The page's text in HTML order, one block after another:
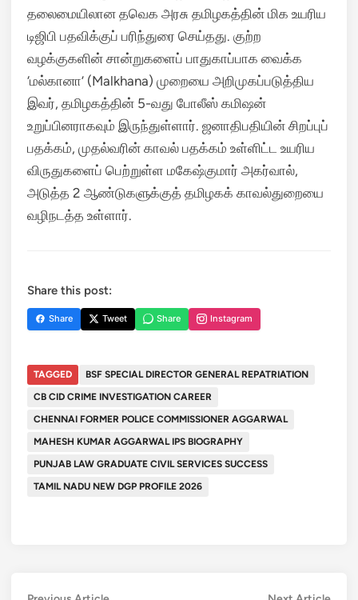
தலைமையிலான தவெக அரசு தமிழகத்தின் மிக உயரிய
டிஜிபி பதவிக்குப் பரிந்துரை செய்தது. குற்ற
வழக்குகளின் சான்றுகளைப் பாதுகாப்பாக வைக்க
‘மல்கானா’ (Malkhana) முறையை அறிமுகப்படுத்திய
இவர், தமிழகத்தின் 5-வது போலீஸ் கமிஷன்
உறுப்பினராகவும் இருந்துள்ளார். ஜனாதிபதியின் சிறப்புப்
பதக்கம், முதல்வரின் காவல் பதக்கம் உள்ளிட்ட உயரிய
விருதுகளைப் பெற்றுள்ள மகேஷ்குமார் அகர்வால்,
அடுத்த 2 ஆண்டுகளுக்குத் தமிழகக் காவல்துறையை
வழிநடத்த உள்ளார்.
Share this post:
Share Tweet Share Instagram
TAGGED
BSF SPECIAL DIRECTOR GENERAL REPATRIATION
CB CID CRIME INVESTIGATION CAREER
CHENNAI FORMER POLICE COMMISSIONER AGGARWAL
MAHESH KUMAR AGGARWAL IPS BIOGRAPHY
PUNJAB LAW GRADUATE CIVIL SERVICES SUCCESS
TAMIL NADU NEW DGP PROFILE 2026
Previous Next